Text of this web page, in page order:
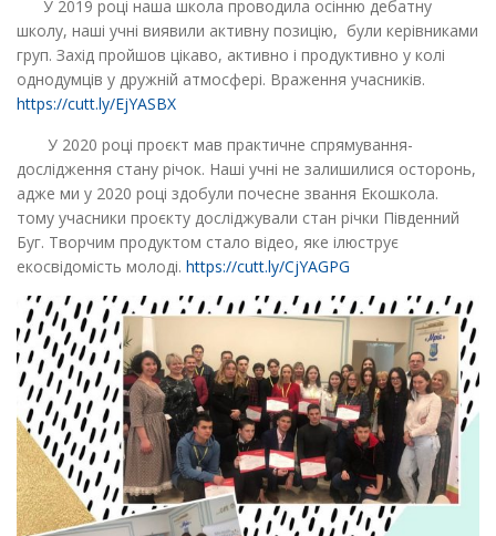
У 2019 році наша школа проводила осінню дебатну
школу, наші учні виявили активну позицію, були керівниками
груп. Захід пройшов цікаво, активно і продуктивно у колі
однодумців у дружній атмосфері. Враження учасників.
https://cutt.ly/EjYASBX
У 2020 році проєкт мав практичне спрямування-
дослідження стану річок. Наші учні не залишилися осторонь,
адже ми у 2020 році здобули почесне звання Екошкола.
тому учасники проєкту досліджували стан річки Південний
Буг. Творчим продуктом стало відео, яке ілюструє
екосвідомість молоді. https://cutt.ly/CjYAGPG